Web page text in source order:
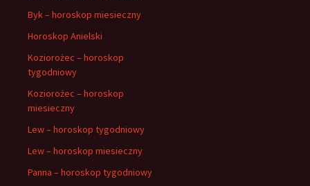
Byk – horoskop miesieczny
Horoskop Anielski
Koziorożec – horoskop
tygodniowy
Koziorożec – horoskop
miesieczny
Lew – horoskop tygodniowy
Lew – horoskop miesieczny
Panna – horoskop tygodniowy